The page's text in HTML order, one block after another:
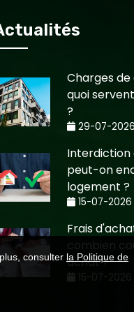
Charges
quoi
?
29-07-2026
Interdiction
peut-on
logement ?
15-07-2026
Frais
combien
achat ?
15-07-2026
consulter la Politique de